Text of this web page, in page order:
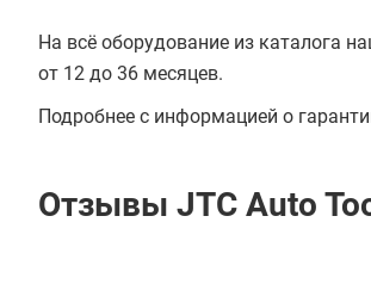
На всё оборудование из каталога
от 12 до 36 месяцев.
Подробнее с информацией о
Отзывы JTC Auto